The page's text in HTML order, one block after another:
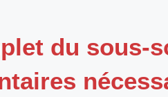
du sous-